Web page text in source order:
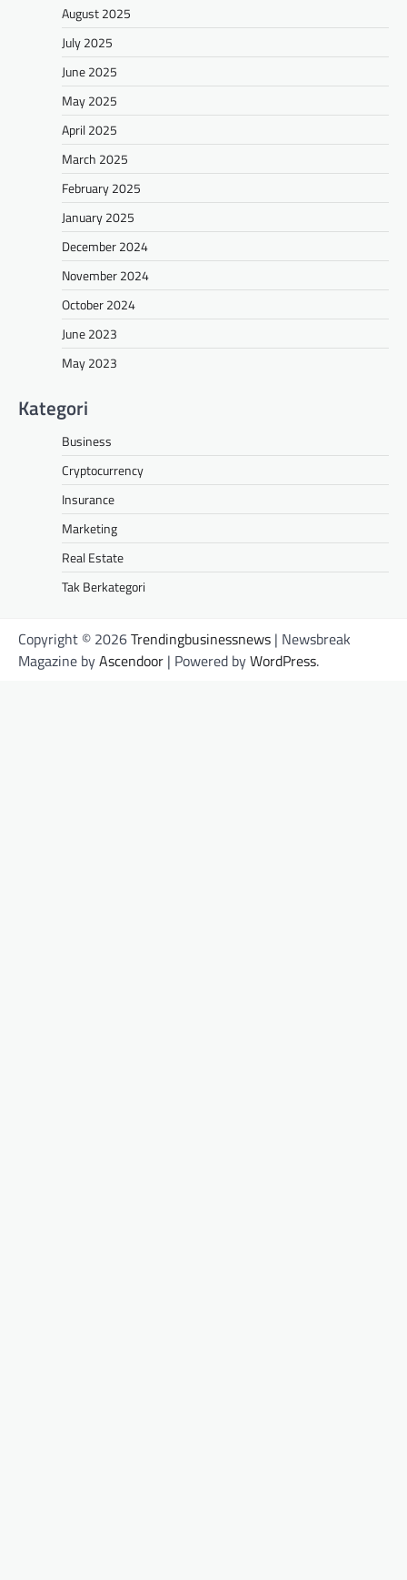
August 2025
July 2025
June 2025
May 2025
April 2025
March 2025
February 2025
January 2025
December 2024
November 2024
October 2024
June 2023
May 2023
Kategori
Business
Cryptocurrency
Insurance
Marketing
Real Estate
Tak Berkategori
Copyright © 2026Trendingbusinessnews | Newsbreak
Magazine byAscendoor | Powered byWordPress.